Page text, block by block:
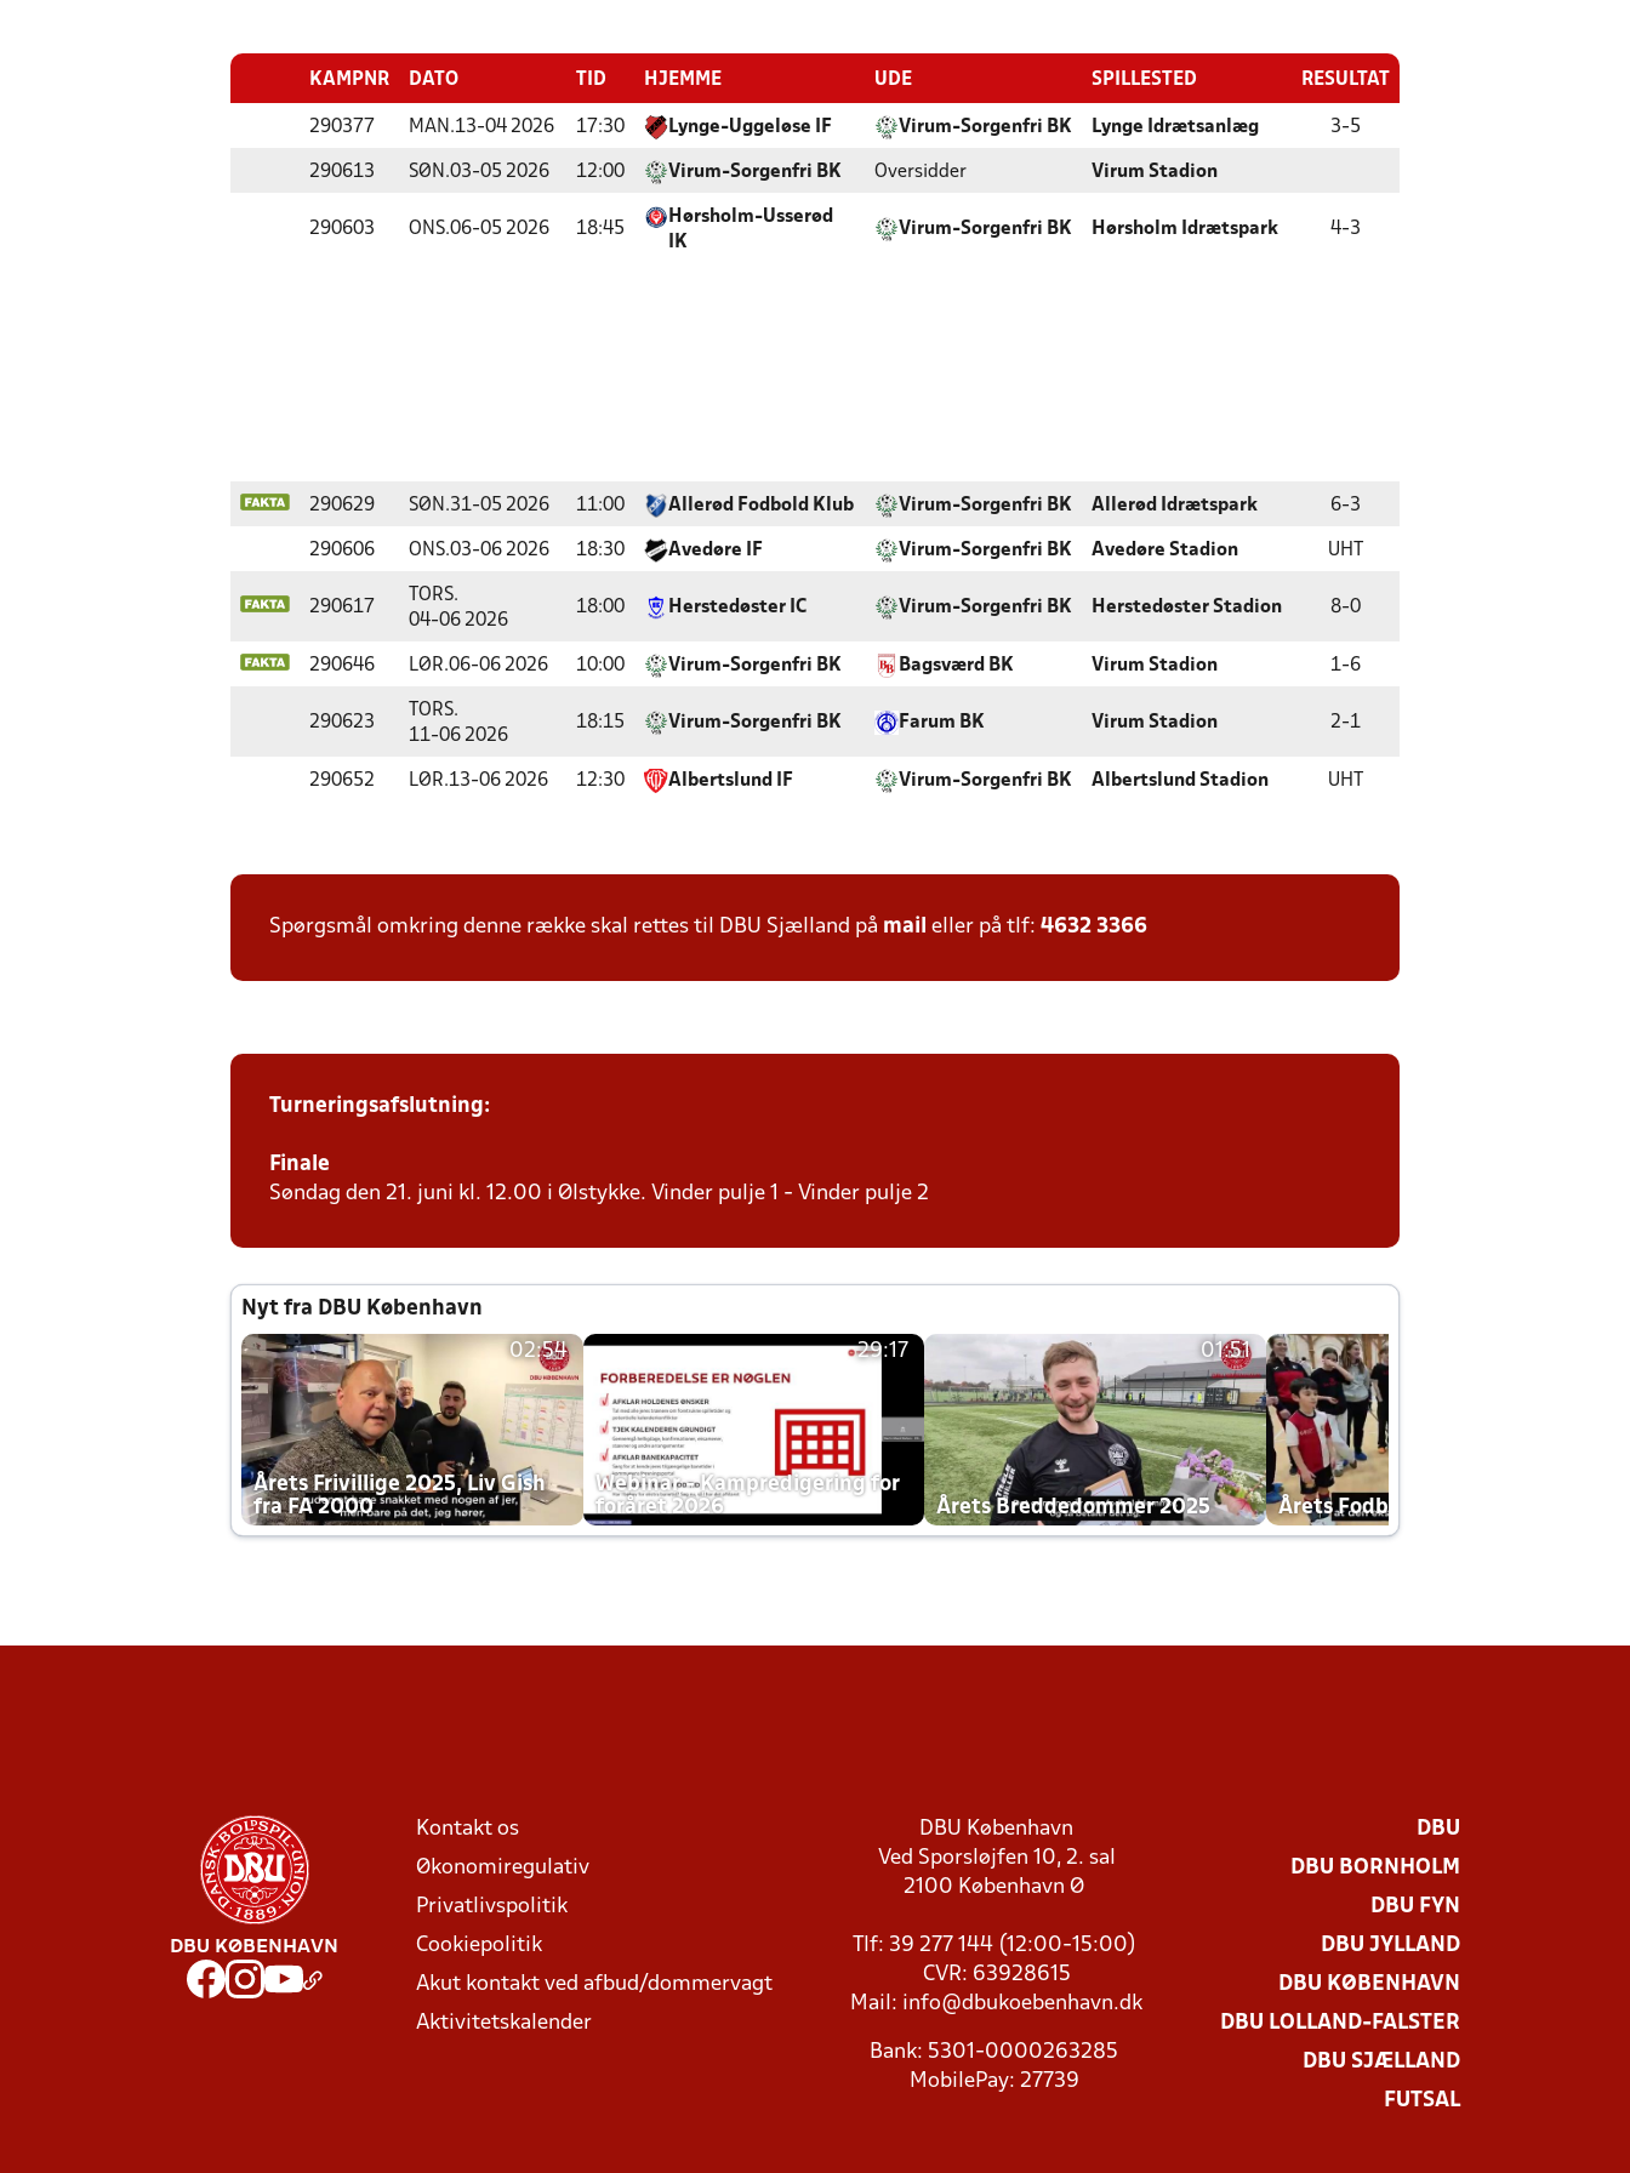
KAMPNR DATO TID HJEMME UDE SPILLESTED RESULTAT
290377 MAN.13-04 2026 17:30 Lynge-Uggeløse IF Virum-Sorgenfri BK Lynge Idrætsanlæg 3-5
290613 SØN.03-05 2026 12:00 Virum-Sorgenfri BK Oversidder Virum Stadion
290603 ONS.06-05 2026 18:45
Hørsholm-Usserød
IK
Virum-Sorgenfri BK Hørsholm Idrætspark 4-3
290629 SØN.31-05 2026 11:00 Allerød Fodbold Klub Virum-Sorgenfri BK Allerød Idrætspark 6-3
290606 ONS.03-06 2026 18:30 Avedøre IF Virum-Sorgenfri BK Avedøre Stadion UHT
290617
TORS.
04-06 2026
18:00 Herstedøster IC Virum-Sorgenfri BK Herstedøster Stadion 8-0
290646 LØR.06-06 2026 10:00 Virum-Sorgenfri BK Bagsværd BK Virum Stadion 1-6
290623
TORS.
11-06 2026
18:15 Virum-Sorgenfri BK Farum BK Virum Stadion 2-1
290652 LØR.13-06 2026 12:30 Albertslund IF Virum-Sorgenfri BK Albertslund Stadion UHT
Spørgsmål omkring denne række skal rettes til DBU Sjælland på mail eller på tlf: 4632 3366
Turneringsafslutning:
Finale
Søndag den 21. juni kl. 12.00 i Ølstykke. Vinder pulje 1 - Vinder pulje 2
Nyt fra DBU København
02:54
Årets Frivillige 2025, Liv Gish
fra FA 2000
29:17
Webinar - Kampredigering for
foråret 2026
01:51
Årets Breddedommer 2025 Årets Fodboldklub 2025 mp4
DBU KØBENHAVN
Kontakt os
Økonomiregulativ
Privatlivspolitik
Cookiepolitik
Akut kontakt ved afbud/dommervagt
Aktivitetskalender
DBU København
Ved Sporsløjfen 10, 2. sal
2100 København Ø
Tlf: 39 277 144 (12:00-15:00)
CVR: 63928615
Mail: info@dbukoebenhavn.dk
Bank: 5301-0000263285
MobilePay: 27739
DBU
DBU BORNHOLM
DBU FYN
DBU JYLLAND
DBU KØBENHAVN
DBU LOLLAND-FALSTER
DBU SJÆLLAND
FUTSAL